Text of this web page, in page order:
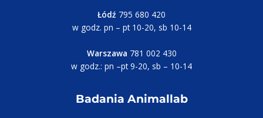
Łódź 795 680 420
w godz. pn – pt 10-20, sb 10-14
Warszawa 781 002 430
w godz.: pn –pt 9-20, sb – 10-14
Badania Animallab